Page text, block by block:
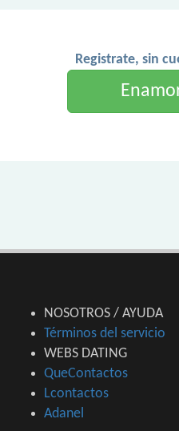
Registrate, sin
NOSOTROS / AYUDA
Términos del servicio
WEBS DATING
QueContactos
Lcontactos
Adanel